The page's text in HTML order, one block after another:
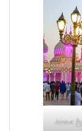
۳۷ جاده شیخ محمد